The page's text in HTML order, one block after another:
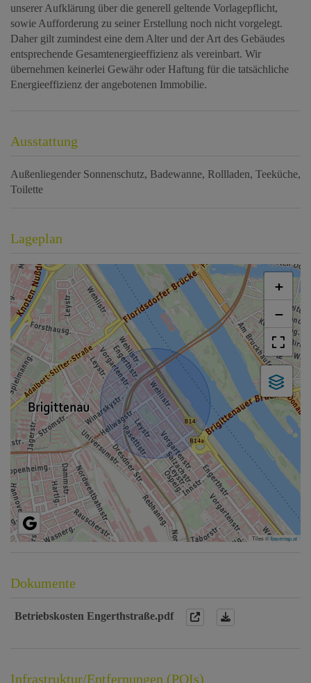
unserer Aufklärung über die generell geltende Vorlagepflicht,
sowie Aufforderung zu seiner Erstellung noch nicht vorgelegt.
Daher gilt zumindest eine dem Alter und der Art des Gebäudes
entsprechende Gesamtenergieeffizienz als vereinbart. Wir
übernehmen keinerlei Gewähr oder Haftung für die tatsächliche
Energieeffizienz der angebotenen Immobilie.
Ausstattung
Außenliegender Sonnenschutz Badewanne Rollladen Teeküche
Toilette
Lageplan
+
−
Tiles ©basemap.at
Dokumente
Betriebskosten Engerthstraße.pdf
Infrastruktur/Entfernungen (POIs)